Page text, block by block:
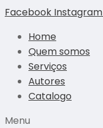
Ir
conteúdo
Facebook Instagram
Home
Quem somos
Serviços
Autores
Catalogo
Menu